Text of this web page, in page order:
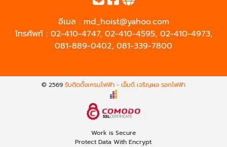
อีเมล : md_hoist@yahoo.com
โทรศัพท์ : 02-410-4747, 02-410-4595, 02-410-4973,
081-889-0402, 081-339-7800
© 2569 รับติดตั้งเครนไฟฟ้า - เอ็มดี เจริญผล รอกไฟฟ้า
Work is Secure
Protect Data With Encrypt